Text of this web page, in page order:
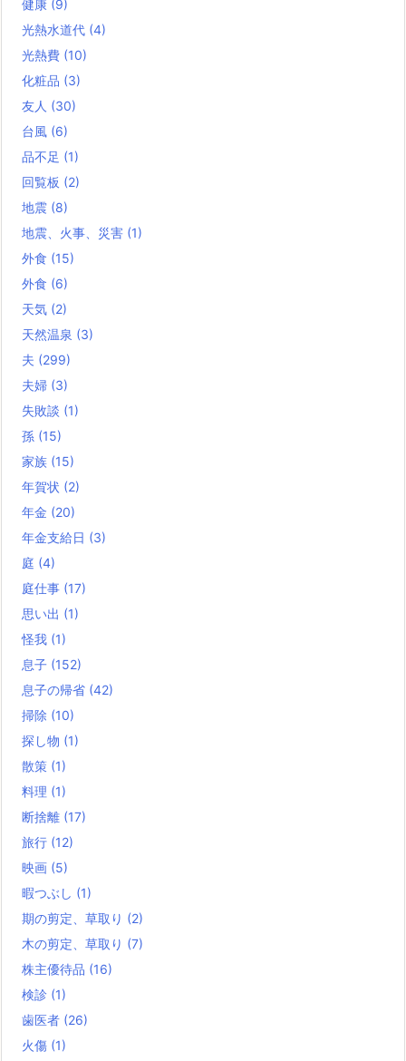
健康 (9)
光熱水道代 (4)
光熱費 (10)
化粧品 (3)
友人 (30)
台風 (6)
品不足 (1)
回覧板 (2)
地震 (8)
地震、火事、災害 (1)
外食 (15)
外食 (6)
天気 (2)
天然温泉 (3)
夫 (299)
夫婦 (3)
失敗談 (1)
孫 (15)
家族 (15)
年賀状 (2)
年金 (20)
年金支給日 (3)
庭 (4)
庭仕事 (17)
思い出 (1)
怪我 (1)
息子 (152)
息子の帰省 (42)
掃除 (10)
探し物 (1)
散策 (1)
料理 (1)
断捨離 (17)
旅行 (12)
映画 (5)
暇つぶし (1)
期の剪定、草取り (2)
木の剪定、草取り (7)
株主優待品 (16)
検診 (1)
歯医者 (26)
火傷 (1)